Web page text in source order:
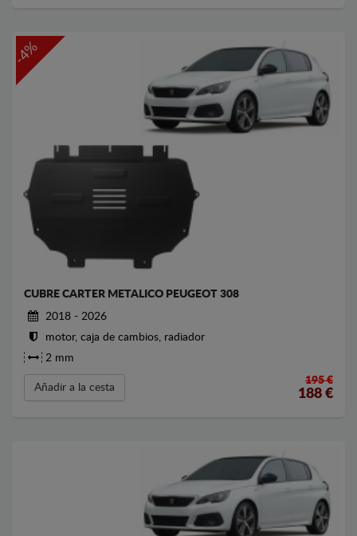
-4%
CUBRE CARTER METALICO PEUGEOT 308
2018 - 2026
motor, caja de cambios, radiador
2 mm
Añadir a la cesta
195 €
188 €